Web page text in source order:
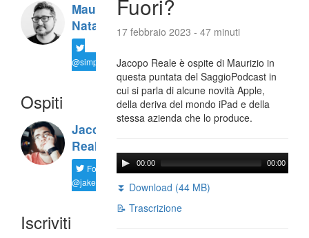
Maurizio
Natali
@simplemal
Ospiti
Jacopo
Reale
Follow
@jakereale
Iscriviti
Fuori?
17 febbraio 2023 - 47 minuti
Jacopo Reale è ospite di Maurizio in
questa puntata del SaggioPodcast in
cui si parla di alcune novità Apple,
della deriva del mondo iPad e della
stessa azienda che lo produce.
00:00 00:00
⏬ Download (44 MB)
📝 Trascrizione